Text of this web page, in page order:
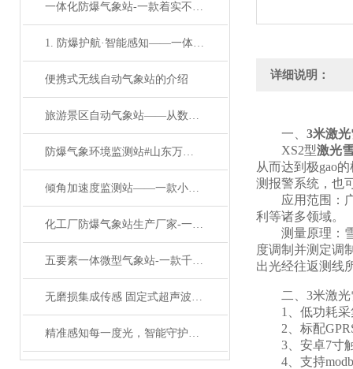
一体化防爆气象站-一款着实不错的防爆小型气象站系统#2023已更新
1. 防爆护航·智能感知——一体化五参数监测系统筑牢高危场景安全防线
便携式无线自动气象站的介绍
旅游景区自动气象站——从数据到决策，超声波气象环境监测站的价值蜕变
防爆气象环境监测站#山东万象环境新品上架《台风新闻》
倾角加速度监测站——一款小型有大用处的无线倾角加速度计万象/直送2024
化工厂防爆气象站生产厂家-一款笃实好学的防爆气象站系统#2023已更新
五要素一体微型气象站-一款千秋几世的五要素气象传感器#2022已更新
无磨损集成传感 固定式超声波气象站打造户外长效精准测报方案#2026已更新
精准感知每一度光，智能守护每一寸电——九要素光伏环境监测设备详解
详细说明：
一、 3米激
XS2型激光
从而达到极gao
测报警系统，也
应用范围：广
利等诸多领域。
测量原理：雪
度调制并测定调
出光经往返测线
二、3米激光
1、低功耗采
2、标配GPRS
3、安卓7寸触
4、支持